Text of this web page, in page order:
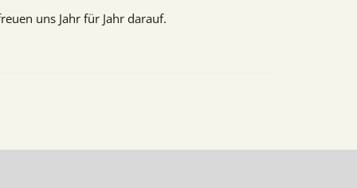
uns Jahr für Jahr darauf.